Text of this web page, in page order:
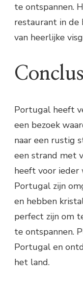
te ontspannen.
restaurant in
van heerlijke
Portugal heeft
een bezoek
naar een rustig
een strand met
heeft voor ieder
Portugal zijn
en hebben
perfect zijn om
te ontspannen.
Portugal en
het land.